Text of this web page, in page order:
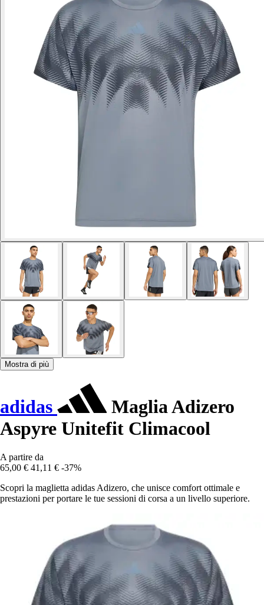
Mostra di più
adidas
Maglia Adizero
Aspyre Unitefit Climacool
A partire da
65,00 € 41,11 € -37%
Scopri la maglietta adidas Adizero, che unisce comfort ottimale e
prestazioni per portare le tue sessioni di corsa a un livello superiore.